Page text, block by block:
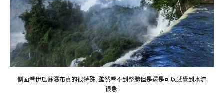
側面看伊瓜蘇瀑布真的很特殊, 雖然看不到整體但是還是可以感覺到水流
很急.